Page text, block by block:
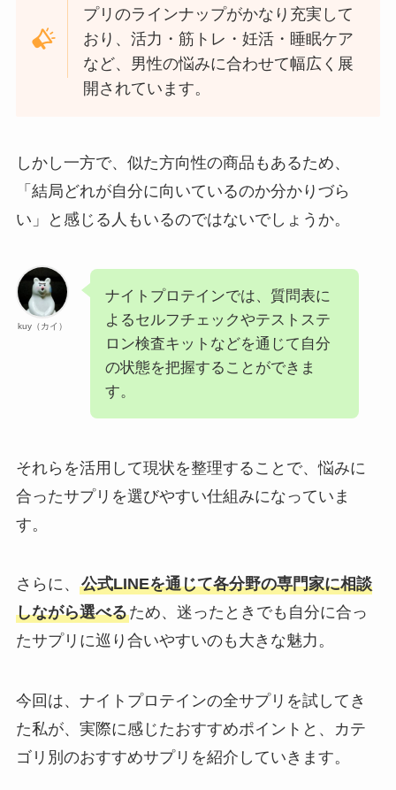
プリのラインナップがかなり充実して
おり、活力・筋トレ・妊活・睡眠ケア
など、男性の悩みに合わせて幅広く展
開されています。
しかし一方で、似た方向性の商品もあるため、
「結局どれが自分に向いているのか分かりづら
い」と感じる人もいるのではないでしょうか。
kuy（カイ）
ナイトプロテインでは、質問表に
よるセルフチェックやテストステ
ロン検査キットなどを通じて自分
の状態を把握することができま
す。
それらを活用して現状を整理することで、悩みに
合ったサプリを選びやすい仕組みになっていま
す。
さらに、 公式LINEを通じて各分野の専門家に相談
しながら選べるため、迷ったときでも自分に合っ
たサプリに巡り合いやすいのも大きな魅力。
今回は、ナイトプロテインの全サプリを試してき
た私が、実際に感じたおすすめポイントと、カテ
ゴリ別のおすすめサプリを紹介していきます。